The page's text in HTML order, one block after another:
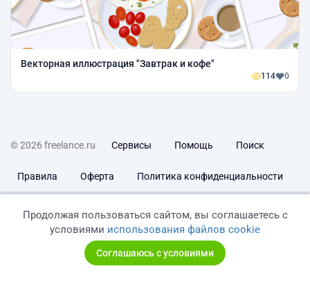
Векторная иллюстрация "Завтрак и кофе"
114 0
© 2026 freelance.ru Сервисы Помощь Поиск
Правила Оферта Политика конфиденциальности
Продолжая пользоваться сайтом, вы соглашаетесь с
условиями использования файлов cookie
Соглашаюсь с условиями